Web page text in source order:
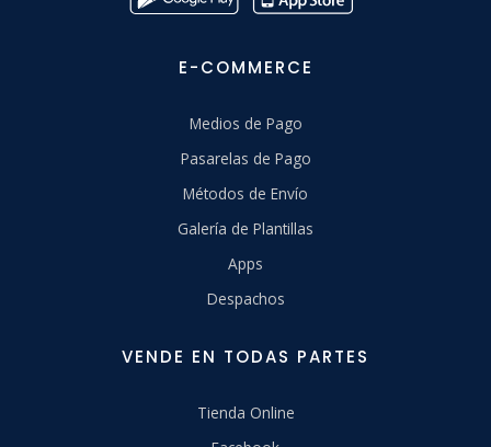
E-COMMERCE
Medios de Pago
Pasarelas de Pago
Métodos de Envío
Galería de Plantillas
Apps
Despachos
VENDE EN TODAS PARTES
Tienda Online